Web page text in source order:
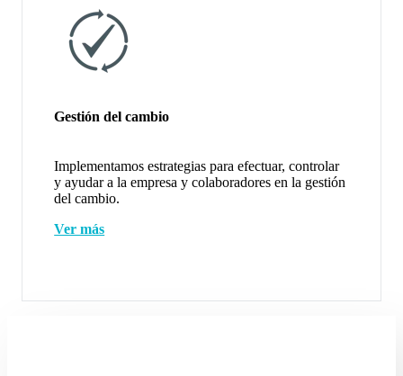
Gestión del cambio
Implementamos estrategias para efectuar, controlar
y ayudar a la empresa y colaboradores en la gestión
del cambio.
Ver más